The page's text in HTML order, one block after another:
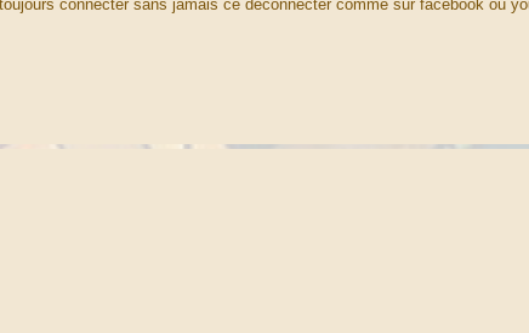
connecter sans jamais ce déconnecter comme sur facebook ou